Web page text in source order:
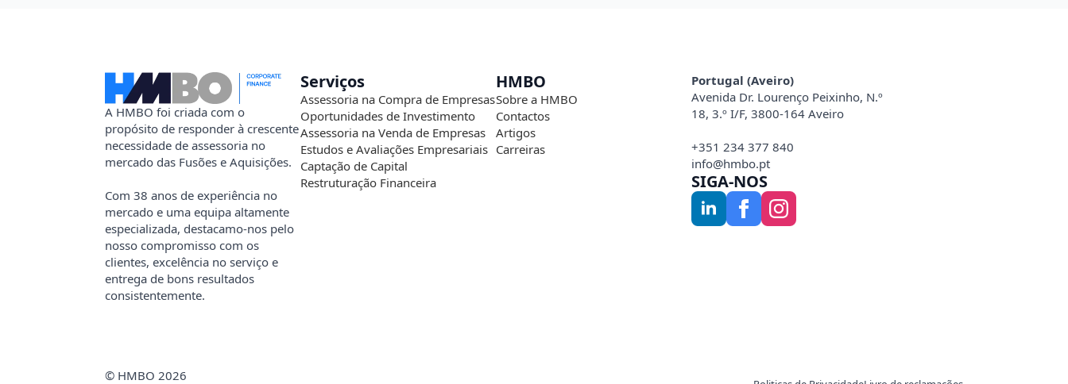
A HMBO foi criada com o
propósito de responder à crescente
necessidade de assessoria no
mercado das Fusões e Aquisições.
Com 38 anos de experiência no
mercado e uma equipa altamente
especializada, destacamo-nos pelo
nosso compromisso com os
clientes, excelência no serviço e
entrega de bons resultados
consistentemente.
Serviços
Assessoria na Compra de Empresas
Oportunidades de Investimento
Assessoria na Venda de Empresas
Estudos e Avaliações Empresariais
Captação de Capital
Restruturação Financeira
HMBO
Sobre a HMBO
Contactos
Artigos
Carreiras
Portugal (Aveiro)
Avenida Dr. Lourenço Peixinho, N.º
18, 3.º I/F, 3800-164 Aveiro
+351 234 377 840
info@hmbo.pt
SIGA-NOS
© HMBO 2026